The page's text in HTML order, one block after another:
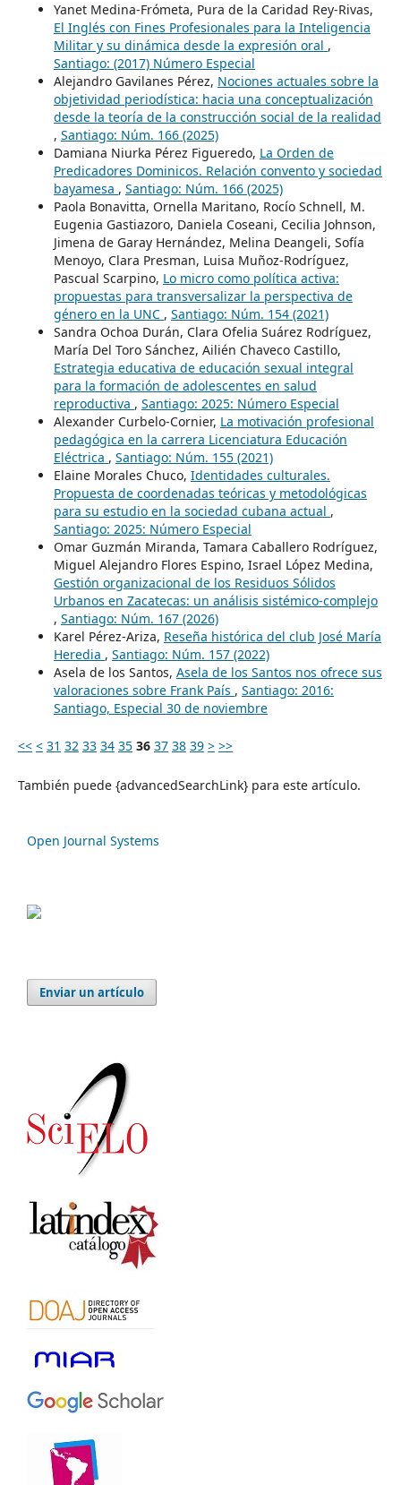
Yanet Medina-Frómeta, Pura de la Caridad Rey-Rivas,
El Inglés con Fines Profesionales para la Inteligencia
Militar y su dinámica desde la expresión oral ,
Santiago: (2017) Número Especial
Alejandro Gavilanes Pérez, Nociones actuales sobre la
objetividad periodística: hacia una conceptualización
desde la teoría de la construcción social de la realidad
, Santiago: Núm. 166 (2025)
Damiana Niurka Pérez Figueredo, La Orden de
Predicadores Dominicos. Relación convento y sociedad
bayamesa , Santiago: Núm. 166 (2025)
Paola Bonavitta, Ornella Maritano, Rocío Schnell, M.
Eugenia Gastiazoro, Daniela Coseani, Cecilia Johnson,
Jimena de Garay Hernández, Melina Deangeli, Sofía
Menoyo, Clara Presman, Luisa Muñoz-Rodríguez,
Pascual Scarpino, Lo micro como política activa:
propuestas para transversalizar la perspectiva de
género en la UNC , Santiago: Núm. 154 (2021)
Sandra Ochoa Durán, Clara Ofelia Suárez Rodríguez,
María Del Toro Sánchez, Ailién Chaveco Castillo,
Estrategia educativa de educación sexual integral
para la formación de adolescentes en salud
reproductiva , Santiago: 2025: Número Especial
Alexander Curbelo-Cornier, La motivación profesional
pedagógica en la carrera Licenciatura Educación
Eléctrica , Santiago: Núm. 155 (2021)
Elaine Morales Chuco, Identidades culturales.
Propuesta de coordenadas teóricas y metodológicas
para su estudio en la sociedad cubana actual ,
Santiago: 2025: Número Especial
Omar Guzmán Miranda, Tamara Caballero Rodríguez,
Miguel Alejandro Flores Espino, Israel López Medina,
Gestión organizacional de los Residuos Sólidos
Urbanos en Zacatecas: un análisis sistémico-complejo
, Santiago: Núm. 167 (2026)
Karel Pérez-Ariza, Reseña histórica del club José María
Heredia , Santiago: Núm. 157 (2022)
Asela de los Santos, Asela de los Santos nos ofrece sus
valoraciones sobre Frank País , Santiago: 2016:
Santiago, Especial 30 de noviembre
<< < 31 32 33 34 35 36 37 38 39 > >>
También puede {advancedSearchLink} para este artículo.
Open Journal Systems
Enviar un artículo